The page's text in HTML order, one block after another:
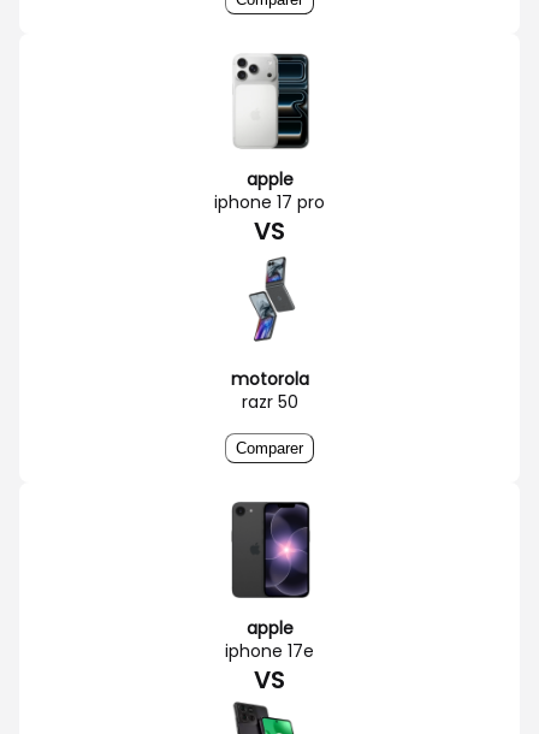
apple
iphone 17 pro
VS
motorola
razr 50
Comparer
apple
iphone 17e
VS